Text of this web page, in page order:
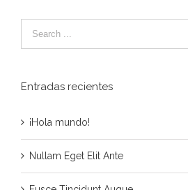
Entradas recientes
¡Hola mundo!
Nullam Eget Elit Ante